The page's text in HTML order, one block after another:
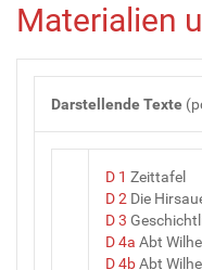
Materialien
Darstellende Texte
D 1 Zeittafel
D 2 Die
D 3
D 4a Abt
D 4bAbt